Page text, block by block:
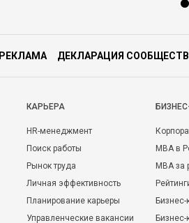
РЕКЛАМА ДЕКЛАРАЦИЯ
КАРЬЕРА
HR-менеджмент
Поиск работы
Рынок труда
Личная эффективность
Планирование карьеры
Управленческие вакансии
MBA в
MBA
Бизнес-